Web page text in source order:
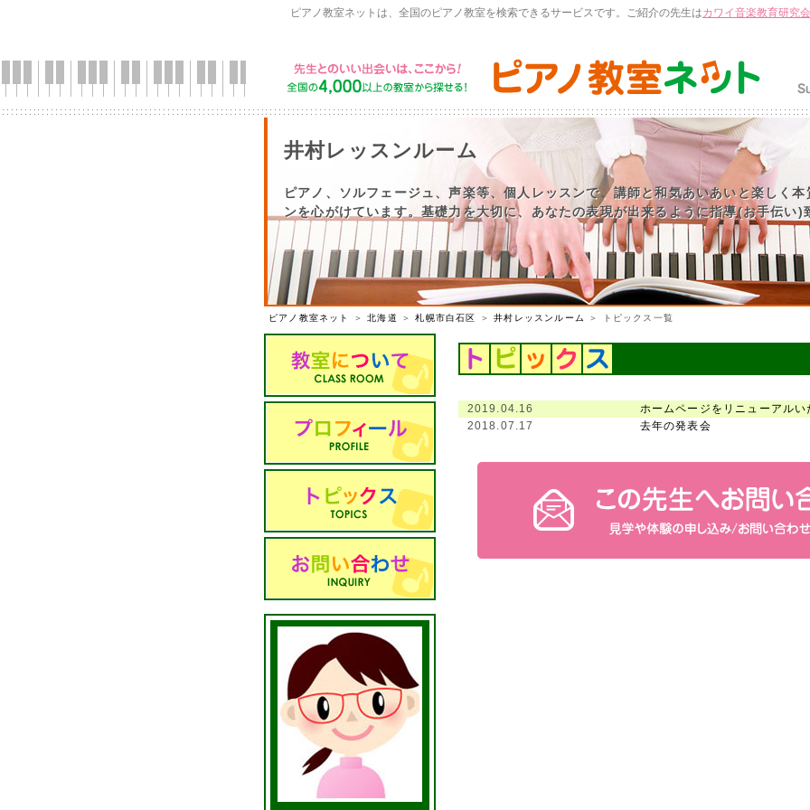
ピアノ教室ネットは、全国のピアノ教室を検索できるサービスです。ご紹介の先生はカワイ音楽教育研究会
井村レッスンルーム
ピアノ、ソルフェージュ、声楽等、個人レッスンで、講師と和気あいあいと楽しく本
ンを心がけています。基礎力を大切に、あなたの表現が出来るように指導(お手伝い)
ピアノ教室ネット ＞北海道 ＞札幌市白石区 ＞井村レッスンルーム ＞ トピックス一覧
2019.04.16
ホームページをリニューアルい
2018.07.17
去年の発表会